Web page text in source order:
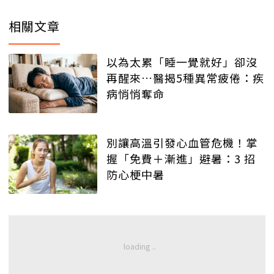
相關文章
以為太累「睡一覺就好」卻沒
再醒來…醫揭5種異常疲倦：疾
病悄悄奪命
別讓高溫引發心血管危機！掌
握「免費＋漸進」避暑：3 招
防心梗中暑